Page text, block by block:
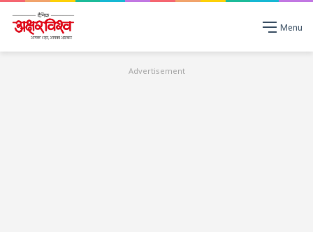
Menu
Advertisement